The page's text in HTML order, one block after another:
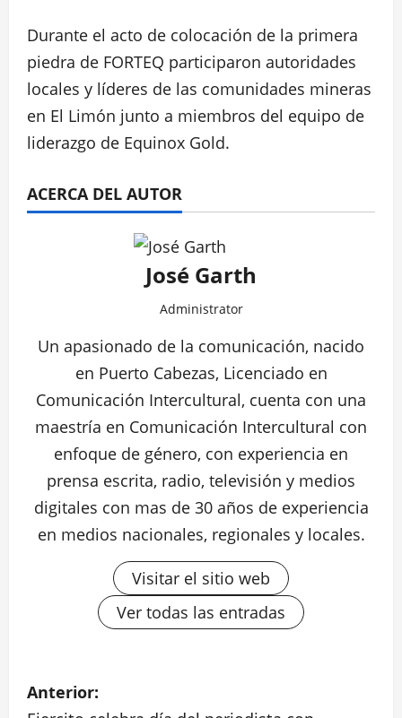
Durante el acto de colocación de la primera
piedra de FORTEQ participaron autoridades
locales y líderes de las comunidades mineras
en El Limón junto a miembros del equipo de
liderazgo de Equinox Gold.
ACERCA DEL AUTOR
José Garth
Administrator
Un apasionado de la comunicación, nacido
en Puerto Cabezas, Licenciado en
Comunicación Intercultural, cuenta con una
maestría en Comunicación Intercultural con
enfoque de género, con experiencia en
prensa escrita, radio, televisión y medios
digitales con mas de 30 años de experiencia
en medios nacionales, regionales y locales.
Visitar el sitio web
Ver todas las entradas
N
Anterior: